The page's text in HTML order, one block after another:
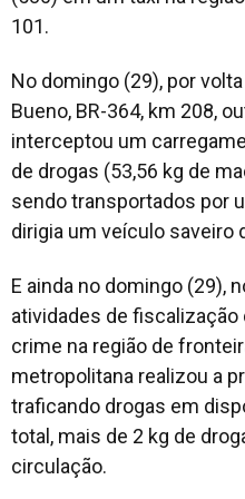
101.
No domingo (29), por
Bueno, BR-364, km 208,
interceptou um
de drogas (53,56 kg de
sendo transportados por
dirigia um veículo saveiro
E ainda no domingo (29),
atividades de
crime na região de
metropolitana realizou a
traficando drogas em
total, mais de 2 kg de
circulação.